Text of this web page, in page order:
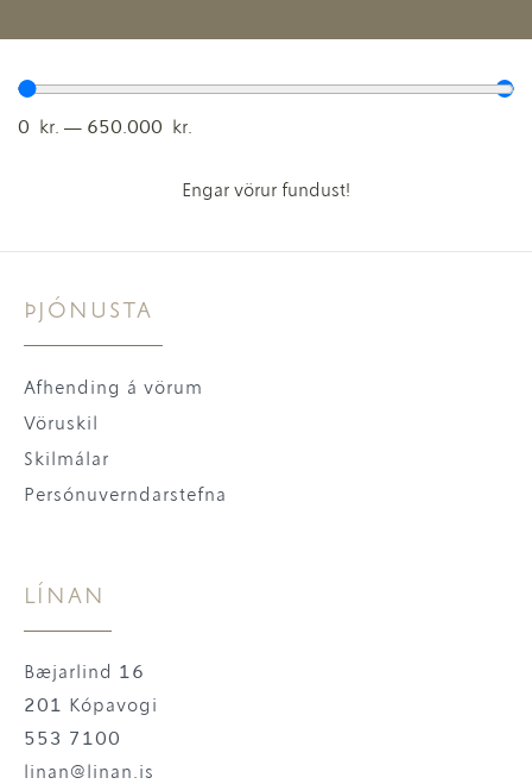
0 kr. — 650.000 kr.
Engar vörur fundust!
ÞJÓNUSTA
Afhending á vörum
Vöruskil
Skilmálar
Persónuverndarstefna
LÍNAN
Bæjarlind 16
201 Kópavogi
553 7100
linan@linan.is